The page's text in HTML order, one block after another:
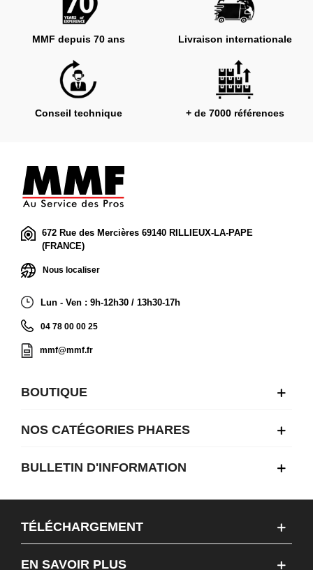
MMF depuis 70 ans Livraison internationale
Conseil technique + de 7000 références
672 Rue des Mercières 69140 RILLIEUX-LA-PAPE
(FRANCE)
Nous localiser
Lun - Ven : 9h-12h30 / 13h30-17h
04 78 00 00 25
mmf@mmf.fr
BOUTIQUE
NOS CATÉGORIES PHARES
BULLETIN D'INFORMATION
TÉLÉCHARGEMENT
EN SAVOIR PLUS